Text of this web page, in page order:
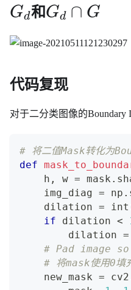
G_d
Gd和G_d\cap
Gd ∩ G
代码复现
对于二分类图像的Boundary
# 将二值Mask转化为
def
    h
, w = mask .
    img_diag
= np .
    dilation
= int
if dilation <
        dilation
=
# Pad image
# 将mask使用0
    new_mask
= cv2